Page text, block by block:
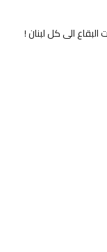
الى كل لبنان !